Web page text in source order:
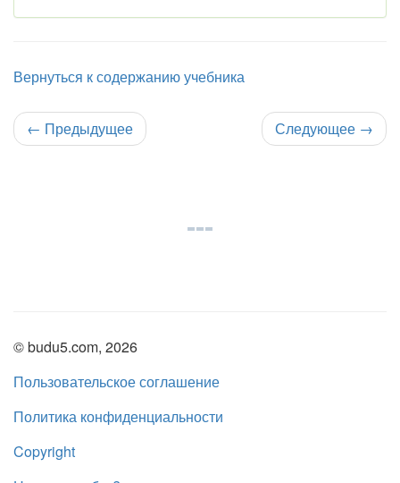
Вернуться к содержанию учебника
← Предыдущее Следующее →
© budu5.com, 2026
Пользовательское соглашение
Политика конфиденциальности
Copyright